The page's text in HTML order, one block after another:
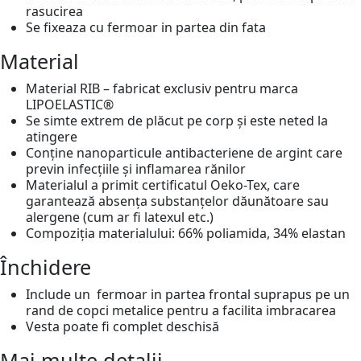
rasucirea
Se fixeaza cu fermoar in partea din fata
Material
Material RIB – fabricat exclusiv pentru marca
LIPOELASTIC®
Se simte extrem de plăcut pe corp și este neted la
atingere
Conține nanoparticule antibacteriene de argint care
previn infecțiile și inflamarea rănilor
Materialul a primit certificatul Oeko-Tex, care
garantează absența substanțelor dăunătoare sau
alergene (cum ar fi latexul etc.)
Compoziția materialului: 66% poliamida, 34% elastan
Închidere
Include un fermoar in partea frontal suprapus pe un
rand de copci metalice pentru a facilita imbracarea
Vesta poate fi complet deschisă